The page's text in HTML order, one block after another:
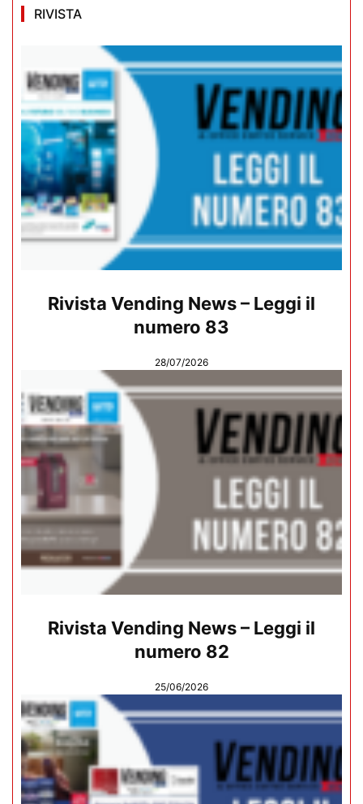
RIVISTA
Rivista Vending News – Leggi il
numero 83
28/07/2026
Rivista Vending News – Leggi il
numero 82
25/06/2026